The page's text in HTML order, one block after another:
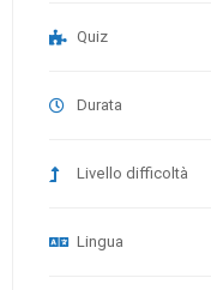
Quiz
Durata
Livello difficoltà
Lingua